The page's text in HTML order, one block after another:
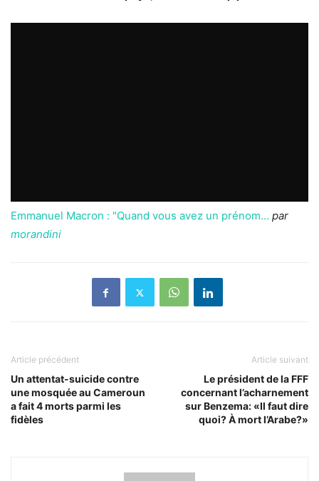
Emmanuel Macron : "Quand vous avez un prénom… par
morandini
Article précédent
Un attentat-suicide contre
une mosquée au Cameroun
a fait 4 morts parmi les
fidèles
Article suivant
Le président de la FFF
concernant l’acharnement
sur Benzema: «Il faut dire
quoi? À mort l’Arabe?»